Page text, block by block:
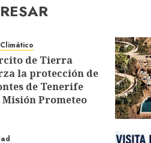
de Tierra
la protección de
de Tenerife
Misión Prometeo